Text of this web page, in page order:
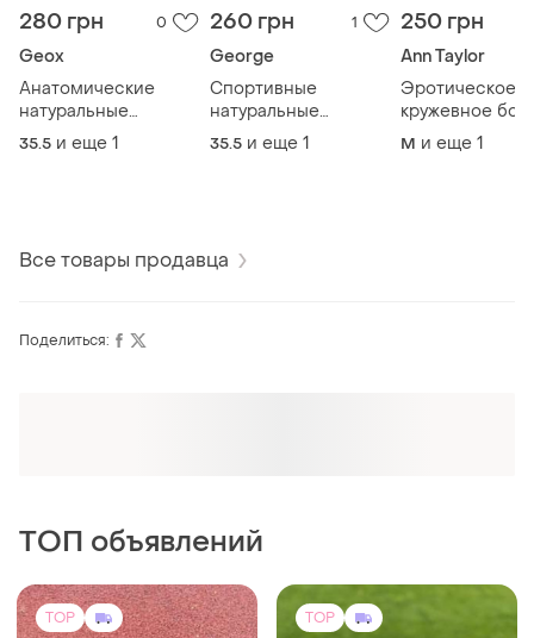
280 грн 0
Geox
Анатомические
натуральные
сандалии
босоножки geox,
35.5 и еще 1
260 грн 1
George
Спортивные
натуральные
сандалии
босоножки, размер
35.5 и еще 1
250 грн
Ann Taylor
Эротическое
кружевное
корсет ann
taylor (с
M и еще 1
Все товары продавца
Поделиться:
ТОП объявлений
TOP TOP